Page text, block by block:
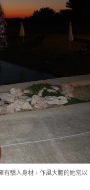
有驕人身材，作風大膽的她常以